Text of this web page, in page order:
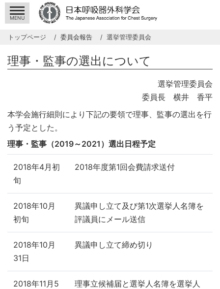
MENU
トップページ 委員会報告 選挙管理委員会
理事・監事の選出について
選挙管理委員会
委員長 横井 香平
本学会施行細則により下記の要領で理事、監事の選出を行
う予定とした。
理事・監事（2019～2021）選出日程予定
2018年4月初
旬
2018年度第1回会費請求送付
2018年10月
初旬
異議申し立て及び第1次選挙人名簿を
評議員にメール送信
2018年10月
31日
異議申し立て締め切り
2018年11月5
理事立候補届と選挙人名簿を選挙人